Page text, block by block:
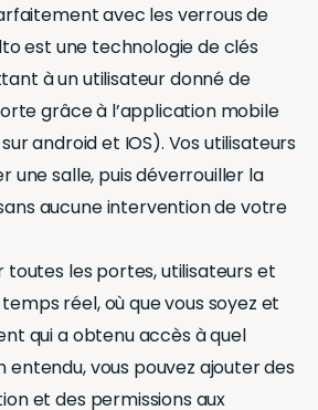
avec les verrous de
est une technologie de clés
à un utilisateur donné de
grâce à l’application mobile
android et IOS). Vos utilisateurs
une salle, puis déverrouiller la
aucune intervention de votre
toutes les portes, utilisateurs et
réel, où que vous soyez et
qui a obtenu accès à quel
entendu, vous pouvez ajouter des
et des permissions aux